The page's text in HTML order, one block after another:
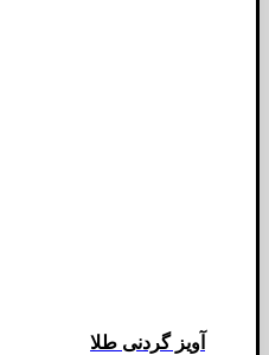
آویز گردنی طلا